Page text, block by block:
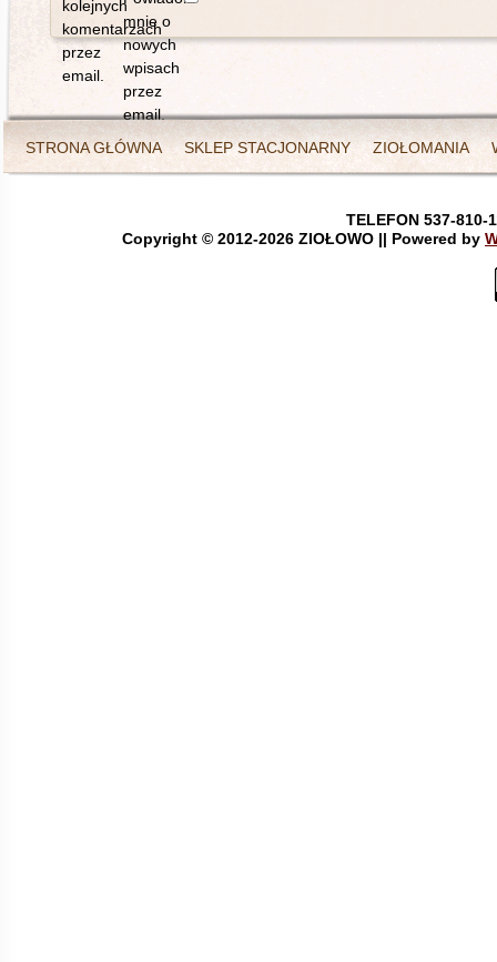
kolejnych
komentarzach
przez
email.
mnie o
nowych
wpisach
przez
email.
STRONA GŁÓWNA
SKLEP STACJONARNY ZIOŁOMANIA
TELEFON 537-810-
Copyright © 2012-2026 ZIOŁOWO || Powered by